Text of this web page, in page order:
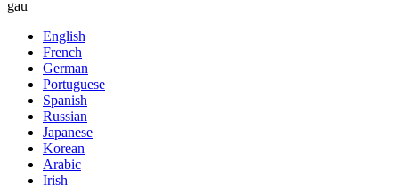
gau
English
French
German
Portuguese
Spanish
Russian
Japanese
Korean
Arabic
Irish